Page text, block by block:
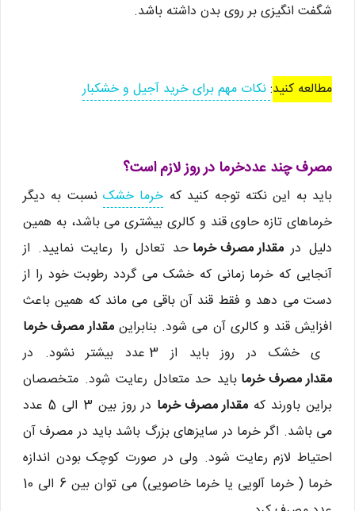
شگفت انگیزی بر روی بدن داشته باشد.
مطالعه کنید:نکات مهم برای خرید آجیل و خشکبار
مصرف چند عددخرما در روز لازم است؟
باید به این نکته توجه کنید که خرما خشکنسبت به دیگر
خرماهای تازه حاوی قند و کالری بیشتری می باشد، به همین
دلیل درمقدار مصرف خرماحد تعادل را رعایت نمایید. از
آنجایی که خرما زمانی که خشک می گردد رطوبت خود را از
دست می دهد و فقط قند آن باقی می ماند که همین باعث
افزایش قند و کالری آن می شود. بنابراین مقدار مصرف خرما
ی خشک در روز باید از 3 عدد بیشتر نشود. در
مقدار مصرف خرما باید حد متعادل رعایت شود. متخصصان
براین باورند که مقدار مصرف خرما
در روز بین 3 الی 5 عدد
می باشد. اگر خرما در سایزهای بزرگ باشد باید در مصرف آن
احتیاط لازم رعایت شود. ولی در صورت کوچک بودن اندازه
خرما ( خرما آلویی یا خرما خاصویی) می توان بین 6 الی 10